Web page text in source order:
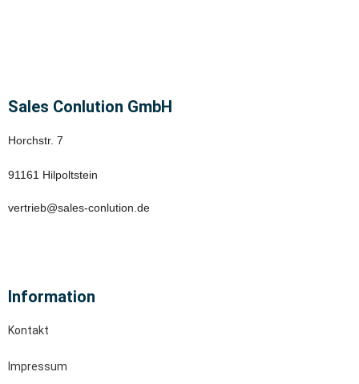
Sales Conlution GmbH
Horchstr. 7
91161 Hilpoltstein
vertrieb@sales-conlution.de
Information
Kontakt
Impressum